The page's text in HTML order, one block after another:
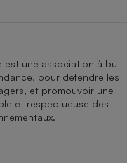
est une association à but
pour défendre les
et promouvoir une
et respectueuse des